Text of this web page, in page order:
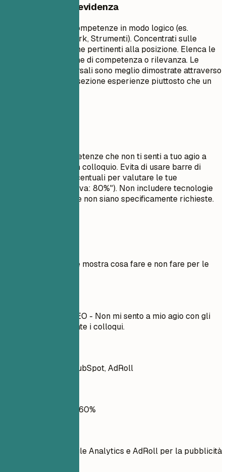
Cosa mettere in evidenza
Raggruppa le tue competenze in modo logico (es.
Linguaggi, Framework, Strumenti). Concentrati sulle
competenze tecniche pertinenti alla posizione. Elenca le
competenze in ordine di competenza o rilevanza. Le
competenze trasversali sono meglio dimostrate attraverso
i punti elenco nella sezione esperienze piuttosto che un
Non elencare competenze che non ti senti a tuo agio a
discutere durante un colloquio. Evita di usare barre di
avanzamento o percentuali per valutare le tue
competenze (es. "Java: 80%"). Non includere tecnologie
obsolete a meno che non siano specificamente richieste.
Esempio pratico che mostra cosa fare e non fare per le
Implementazione SEO - Non mi sento a mio agio con gli
aspetti tecnici durante i colloqui.
Google Analytics, HubSpot, AdRoll
Java: 80%, Python: 60%
Competente in Google Analytics e AdRoll per la pubblicità